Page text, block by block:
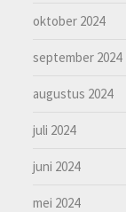
oktober 2024
september 2024
augustus 2024
juli 2024
juni 2024
mei 2024